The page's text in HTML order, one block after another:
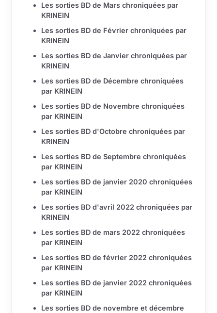
Les sorties BD de Mars chroniquées par
KRINEIN
Les sorties BD de Février chroniquées par
KRINEIN
Les sorties BD de Janvier chroniquées par
KRINEIN
Les sorties BD de Décembre chroniquées
par KRINEIN
Les sorties BD de Novembre chroniquées
par KRINEIN
Les sorties BD d'Octobre chroniquées par
KRINEIN
Les sorties BD de Septembre chroniquées
par KRINEIN
Les sorties BD de janvier 2020 chroniquées
par KRINEIN
Les sorties BD d'avril 2022 chroniquées par
KRINEIN
Les sorties BD de mars 2022 chroniquées
par KRINEIN
Les sorties BD de février 2022 chroniquées
par KRINEIN
Les sorties BD de janvier 2022 chroniquées
par KRINEIN
Les sorties BD de novembre et décembre